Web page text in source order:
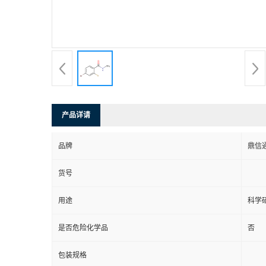
产品详请
品牌 鼎信
货号
用途 科学
是否危险化学品 否
包装规格